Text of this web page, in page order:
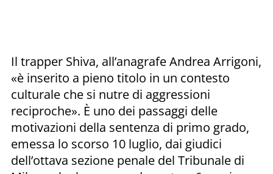
Il trapper Shiva, all’anagrafe Andrea Arrigoni,
«è inserito a pieno titolo in un contesto
culturale che si nutre di aggressioni
reciproche». È uno dei passaggi delle
motivazioni della sentenza di primo grado,
emessa lo scorso 10 luglio, dai giudici
dell’ottava sezione penale del Tribunale di